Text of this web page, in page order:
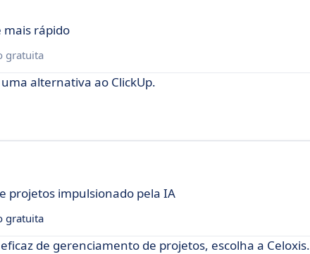
mais rápido
gratuita
alternativa ao ClickUp.
projetos impulsionado pela IA
gratuita
de gerenciamento de projetos, escolha a Celoxis.